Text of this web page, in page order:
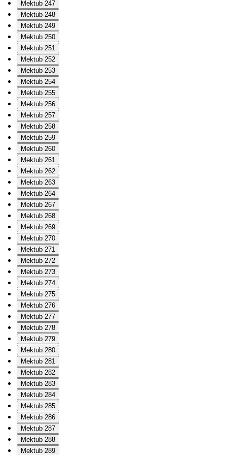
Mektub 247
Mektub 248
Mektub 249
Mektub 250
Mektub 251
Mektub 252
Mektub 253
Mektub 254
Mektub 255
Mektub 256
Mektub 257
Mektub 258
Mektub 259
Mektub 260
Mektub 261
Mektub 262
Mektub 263
Mektub 264
Mektub 267
Mektub 268
Mektub 269
Mektub 270
Mektub 271
Mektub 272
Mektub 273
Mektub 274
Mektub 275
Mektub 276
Mektub 277
Mektub 278
Mektub 279
Mektub 280
Mektub 281
Mektub 282
Mektub 283
Mektub 284
Mektub 285
Mektub 286
Mektub 287
Mektub 288
Mektub 289